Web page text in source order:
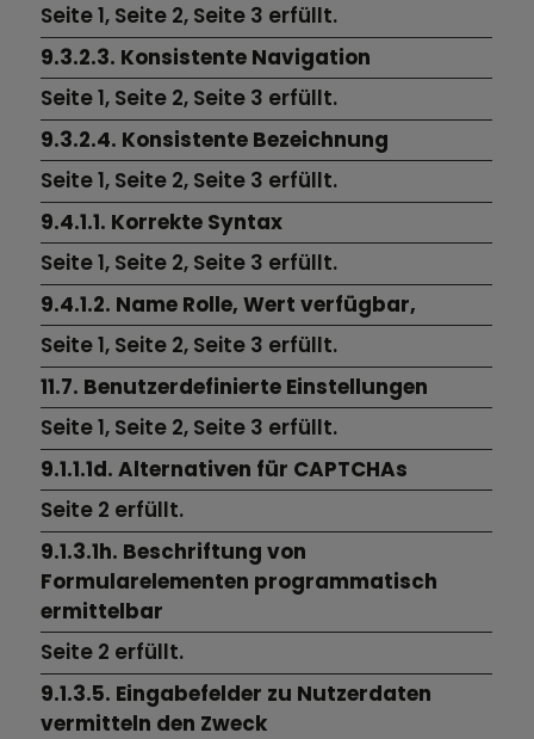
Seite 1, Seite 2, Seite 3 erfüllt.
9.3.2.3. Konsistente Navigation
Seite 1, Seite 2, Seite 3 erfüllt.
9.3.2.4. Konsistente Bezeichnung
Seite 1, Seite 2, Seite 3 erfüllt.
9.4.1.1. Korrekte Syntax
Seite 1, Seite 2, Seite 3 erfüllt.
9.4.1.2. Name Rolle, Wert verfügbar,
Seite 1, Seite 2, Seite 3 erfüllt.
11.7. Benutzerdefinierte Einstellungen
Seite 1, Seite 2, Seite 3 erfüllt.
9.1.1.1d. Alternativen für CAPTCHAs
Seite 2 erfüllt.
9.1.3.1h. Beschriftung von
Formularelementen programmatisch
ermittelbar
Seite 2 erfüllt.
9.1.3.5. Eingabefelder zu Nutzerdaten
vermitteln den Zweck